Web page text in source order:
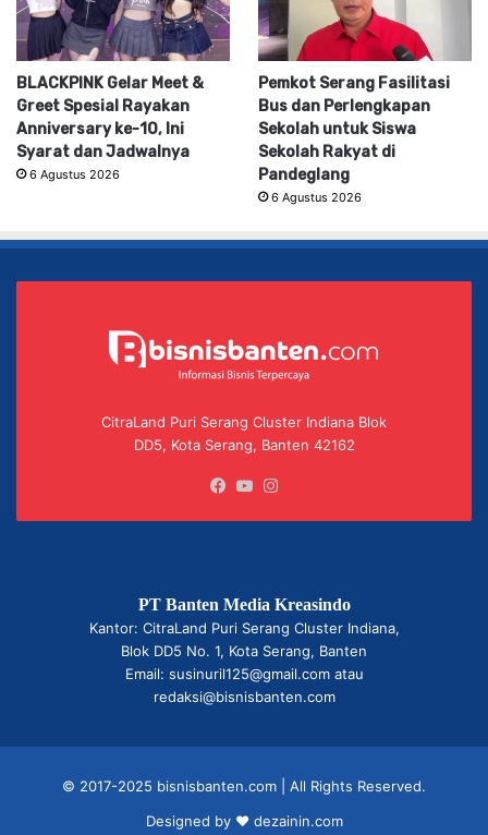
BLACKPINK Gelar Meet &
Greet Spesial Rayakan
Anniversary ke-10, Ini
Syarat dan Jadwalnya
6 Agustus 2026
Pemkot Serang Fasilitasi
Bus dan Perlengkapan
Sekolah untuk Siswa
Sekolah Rakyat di
Pandeglang
6 Agustus 2026
CitraLand Puri Serang Cluster Indiana Blok
DD5, Kota Serang, Banten 42162
Facebook
YouTube
PT Banten Media Kreasindo
Kantor: CitraLand Puri Serang Cluster Indiana,
Blok DD5 No. 1, Kota Serang, Banten
Email: susinuril125@gmail.com atau
redaksi@bisnisbanten.com
© 2017-2025 bisnisbanten.com | All Rights Reserved.
Designed by ❤ dezainin.com